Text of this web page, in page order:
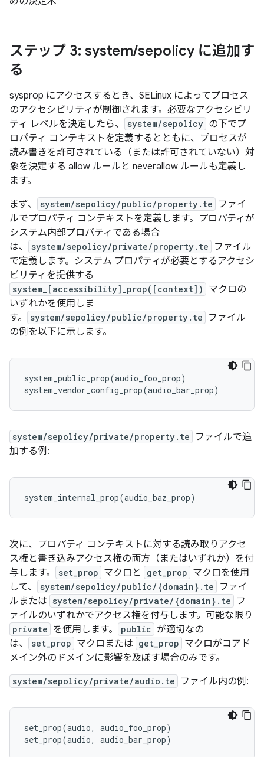
ステップ 3: system/sepolicy に追加す
る
sysprop にアクセスするとき、SELinux によってプロセス
のアクセシビリティが制御されます。必要なアクセシビリ
ティ レベルを決定したら、
system/sepolicy の下でプ
ロパティ コンテキストを定義するとともに、プロセスが
読み書きを許可されている（または許可されていない）対
象を決定する allow ルールと neverallow ルールも定義し
ます。
まず、
system/sepolicy/public/property.te
ファイ
ルでプロパティ コンテキストを定義します。プロパティが
システム内部プロパティである場合
は、
system/sepolicy/private/property.te
ファイル
で定義します。システム プロパティが必要とするアクセシ
ビリティを提供する
system_[accessibility]_prop([context])
マクロの
いずれかを使用しま
す。
system/sepolicy/public/property.te
ファイル
の例を以下に示します。
system_public_prop(audio_foo_prop)
system/sepolicy/private/property.te
ファイルで追
加する例:
次に、プロパティ コンテキストに対する読み取りアクセ
ス権と書き込みアクセス権の両方（またはいずれか）を付
与します。
set_prop マクロと get_prop マクロを使用
して、
system/sepolicy/public/{domain}.te
ファイ
ルまたは system/sepolicy/private/{domain}.te
フ
ァイルのいずれかでアクセス権を付与します。可能な限り
private を使用します。 public が適切なの
は、
set_prop マクロまたは get_prop マクロがコアド
メイン外のドメインに影響を及ぼす場合のみです。
system/sepolicy/private/audio.te ファイル内の例:
set_prop(audio, audio_foo_prop)